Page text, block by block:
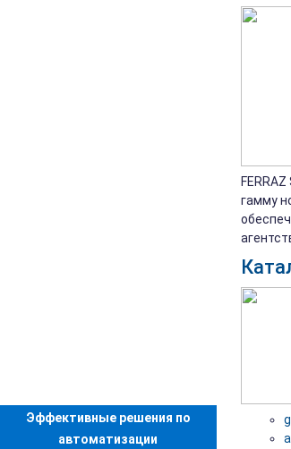
Эффективные решения по
автоматизации
гамму